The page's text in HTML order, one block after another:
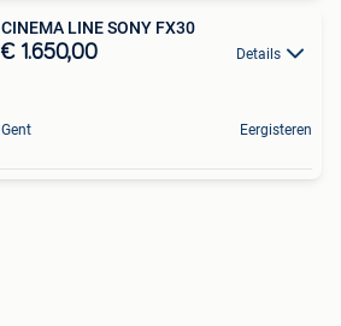
CINEMA LINE SONY FX30
€ 1.650,00 Details
Gent Eergisteren